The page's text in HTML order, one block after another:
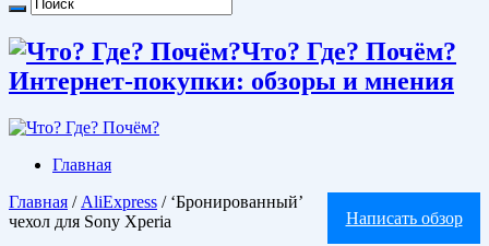
Что? Где? Почём?
Интернет-покупки: обзоры и мнения
Главная
Написать обзор
Главная / AliExpress / ‘Бронированный’
чехол для Sony Xperia